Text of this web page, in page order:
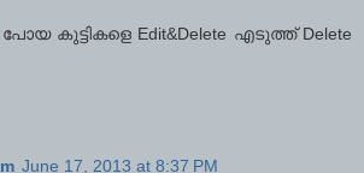
പോയ കുട്ടികളെ Edit&Delete എടുത്ത് Delete
June 17, 2013 at 8:37 PM